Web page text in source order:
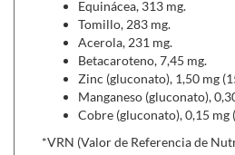
Equinácea, 313 mg.
Tomillo, 283 mg.
Acerola, 231 mg.
Betacaroteno, 7,45 mg.
Zinc (gluconato), 1,50 mg
Manganeso (gluconato),
Cobre (gluconato), 0,15 mg
*VRN (Valor de Referencia de